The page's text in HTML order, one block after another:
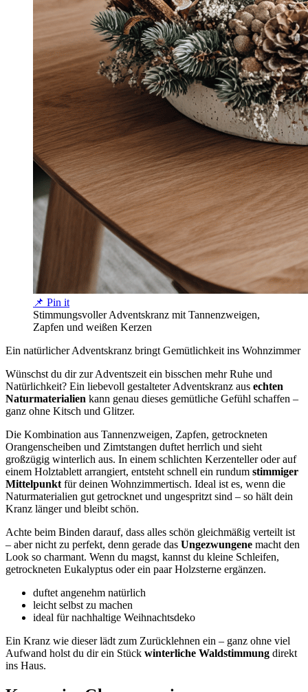
📌 Pin it
Stimmungsvoller Adventskranz mit Tannenzweigen,
Zapfen und weißen Kerzen
Ein natürlicher Adventskranz bringt Gemütlichkeit ins Wohnzimmer
Wünschst du dir zur Adventszeit ein bisschen mehr Ruhe und
Natürlichkeit? Ein liebevoll gestalteter Adventskranz aus echten
Naturmaterialien kann genau dieses gemütliche Gefühl schaffen –
ganz ohne Kitsch und Glitzer.
Die Kombination aus Tannenzweigen, Zapfen, getrockneten
Orangenscheiben und Zimtstangen duftet herrlich und sieht
großzügig winterlich aus. In einem schlichten Kerzenteller oder auf
einem Holztablett arrangiert, entsteht schnell ein rundum stimmiger
Mittelpunkt für deinen Wohnzimmertisch. Ideal ist es, wenn die
Naturmaterialien gut getrocknet und ungespritzt sind – so hält dein
Kranz länger und bleibt schön.
Achte beim Binden darauf, dass alles schön gleichmäßig verteilt ist
– aber nicht zu perfekt, denn gerade das Ungezwungene macht den
Look so charmant. Wenn du magst, kannst du kleine Schleifen,
getrockneten Eukalyptus oder ein paar Holzsterne ergänzen.
duftet angenehm natürlich
leicht selbst zu machen
ideal für nachhaltige Weihnachtsdeko
Ein Kranz wie dieser lädt zum Zurücklehnen ein – ganz ohne viel
Aufwand holst du dir ein Stück winterliche Waldstimmung direkt
ins Haus.